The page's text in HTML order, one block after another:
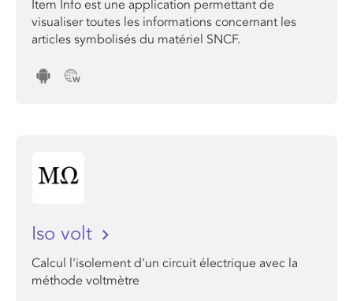
Item Info est une application permettant de
visualiser toutes les informations concernant les
articles symbolisés du matériel SNCF.
Iso volt
Calcul l'isolement d'un circuit électrique avec la
méthode voltmètre